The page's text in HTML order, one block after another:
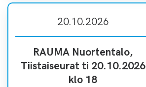
20.10.2026
RAUMA Nuortentalo,
Tiistaiseurat ti 20.10.2026
klo 18